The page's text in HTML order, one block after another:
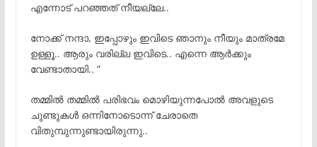
എന്നോട് പറഞ്ഞത് നീയല്ലേ..
നോക്ക് നന്ദാ, ഇപ്പോഴും ഇവിടെ ഞാനും നീയും മാത്രമേ
ഉള്ളൂ.. ആരും വരില്ല ഇവിടെ.. എന്നെ ആർക്കും
വേണ്ടാതായി.. ”
തമ്മിൽ തമ്മിൽ പരിഭവം മൊഴിയുന്നപോൽ അവളുടെ
ചുണ്ടുകൾ ഒന്നിനോടൊന്ന് ചേരാതെ
വിതുമ്പുന്നുണ്ടായിരുന്നു..